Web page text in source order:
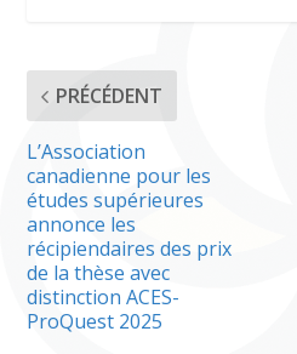
PRÉCÉDENT
L’Association
canadienne pour les
études supérieures
annonce les
récipiendaires des prix
de la thèse avec
distinction ACES-
ProQuest 2025